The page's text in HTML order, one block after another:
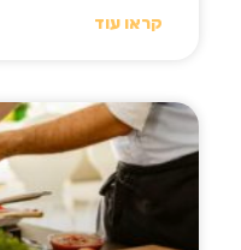
קראו עוד